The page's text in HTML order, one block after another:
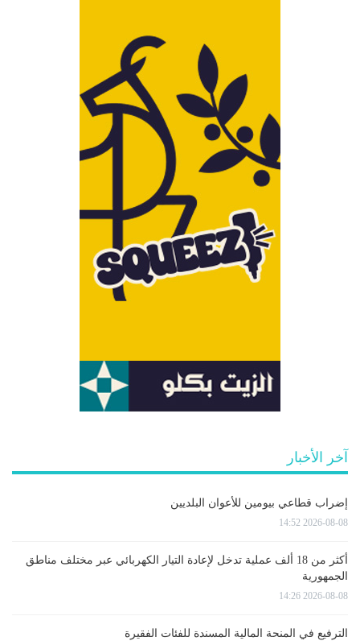
آخر الأخبار
إضراب قطاعي بيومين للأعوان البلديين
2026-08-08 14:52
أكثر من 18 ألف عملية تدخل لإعادة التيار الكهربائي عبر مختلف مناطق
الجمهورية
2026-08-08 14:26
الترفيع في المنحة المالية المسندة للفئات الفقيرة